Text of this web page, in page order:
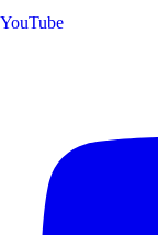
YouTube